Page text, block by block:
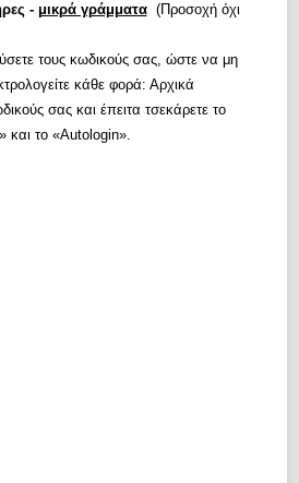
- μικρά γράμματα(Προσοχή όχι
τους κωδικούς σας, ώστε να μη
κάθε φορά: Αρχικά
σας και έπειτα τσεκάρετε το
και το «Autologin».